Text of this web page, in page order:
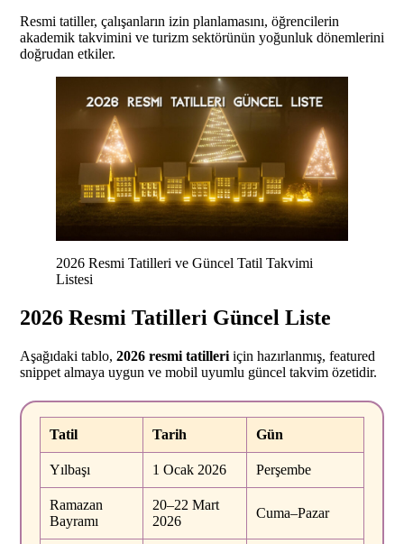
Resmi tatiller, çalışanların izin planlamasını, öğrencilerin
akademik takvimini ve turizm sektörünün yoğunluk dönemlerini
doğrudan etkiler.
2026 Resmi Tatilleri ve Güncel Tatil Takvimi
Listesi
2026 Resmi Tatilleri Güncel Liste
Aşağıdaki tablo, 2026 resmi tatilleri için hazırlanmış, featured
snippet almaya uygun ve mobil uyumlu güncel takvim özetidir.
Tatil Tarih Gün
Yılbaşı 1 Ocak 2026 Perşembe
Ramazan
Bayramı
20–22 Mart
2026
Cuma–Pazar